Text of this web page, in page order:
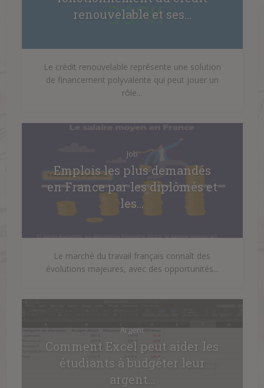
renouvelable et ses...
Le crédit renouvelable représente une solution
de financement polyvalente qui peut jouer un
rôle...
Job
Emplois les plus demandés
en France par les diplômés et
les...
Le marché du travail français connaît des
évolutions majeures, avec des opportunités...
Argent
Comment Excel peut aider les
étudiants à budgéter leur
argent...